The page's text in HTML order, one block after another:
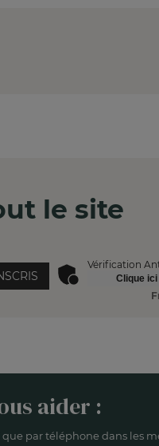
le site
Vérification
Clique
aider :
par téléphone dans les